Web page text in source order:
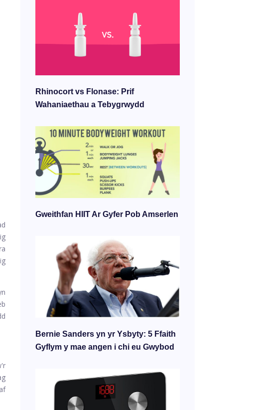
Rhinocort vs Flonase: Prif
Wahaniaethau a Tebygrwydd
Gweithfan HIIT Ar Gyfer Pob Amserlen
Bernie Sanders yn yr Ysbyty: 5 Ffaith
Gyflym y mae angen i chi eu Gwybod